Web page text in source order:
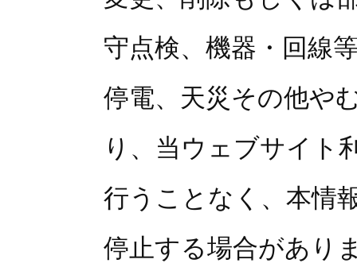
守点検、機器・回線
停電、天災その他や
り、当ウェブサイト
行うことなく、本情
停止する場合があり